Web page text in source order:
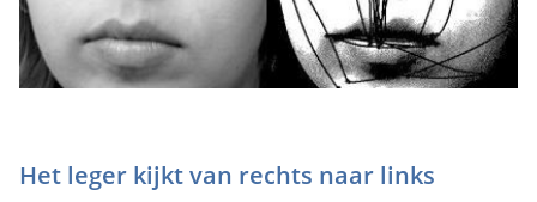
Het leger kijkt van rechts naar links